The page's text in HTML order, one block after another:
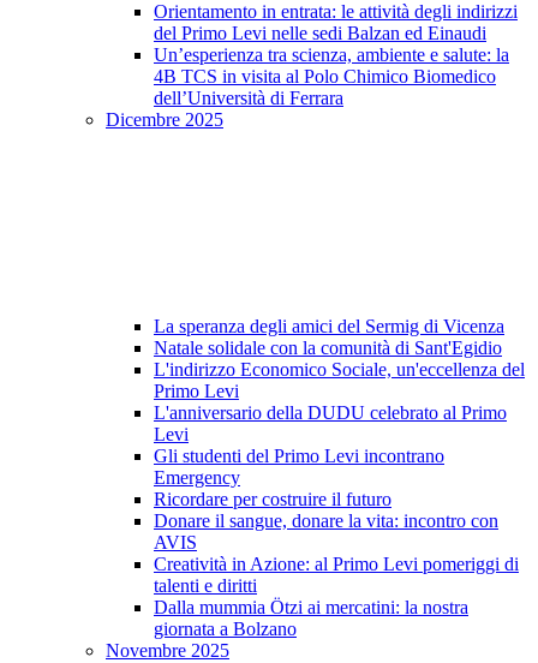
Orientamento in entrata: le attività degli indirizzi
del Primo Levi nelle sedi Balzan ed Einaudi
Un’esperienza tra scienza, ambiente e salute: la
4B TCS in visita al Polo Chimico Biomedico
dell’Università di Ferrara
Dicembre 2025
La speranza degli amici del Sermig di Vicenza
Natale solidale con la comunità di Sant'Egidio
L'indirizzo Economico Sociale, un'eccellenza del
Primo Levi
L'anniversario della DUDU celebrato al Primo
Levi
Gli studenti del Primo Levi incontrano
Emergency
Ricordare per costruire il futuro
Donare il sangue, donare la vita: incontro con
AVIS
Creatività in Azione: al Primo Levi pomeriggi di
talenti e diritti
Dalla mummia Ötzi ai mercatini: la nostra
giornata a Bolzano
Novembre 2025